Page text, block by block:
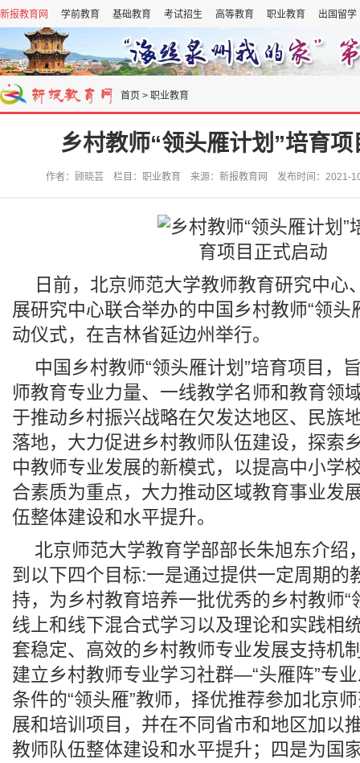
新报教育网 学前教育 基础教育 考试招生 高等教育 职业教育 出国留学
首页 > 职业教育
乡村教师“领头雁计划”培育
作者：顾晓芸 栏目：职业教育 来源：新报教育网 发布时间：2021-
日前，北京师范大学教师教育研究中心
展研究中心联合举办的中国乡村教师“领头
动仪式，在吉林省延边州举行。
中国乡村教师“领头雁计划”培育项目，
师教育专业力量、一线教学名师和教育领
于推动乡村振兴战略在欠发达地区、民族
落地，大力促进乡村教师队伍建设，探索
中教师专业发展的新模式，以提高中小学
合素质为重点，大力推动区域教育事业发
伍整体建设和水平提升。
北京师范大学教育学部部长朱旭东介绍
到以下四个目标:一是通过提供一定周期的
持，为乡村教育培养一批优秀的乡村教师“
线上和线下混合式学习以及理论和实践相
套稳定、高效的乡村教师专业发展支持机
建立乡村教师专业学习社群—“头雁阵”专
条件的“领头雁”教师，择优推荐参加北京
展和培训项目，并在不同省市和地区加以
教师队伍整体建设和水平提升；四是为国